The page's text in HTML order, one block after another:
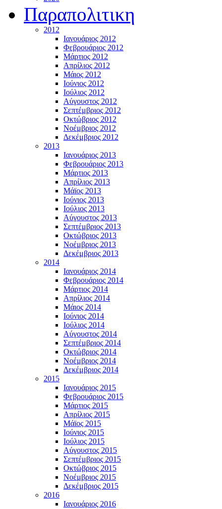
Παραπολιτικη
2012
Ιανουάριος 2012
Φεβρουάριος 2012
Μάρτιος 2012
Απρίλιος 2012
Μάιος 2012
Ιούνιος 2012
Ιούλιος 2012
Αύγουστος 2012
Σεπτέμβριος 2012
Οκτώβριος 2012
Νοέμβριος 2012
Δεκέμβριος 2012
2013
Ιανουάριος 2013
Φεβρουάριος 2013
Μάρτιος 2013
Απρίλιος 2013
Μάϊος 2013
Ιούνιος 2013
Ιούλιος 2013
Αύγουστος 2013
Σεπτέμβριος 2013
Οκτώβριος 2013
Νοέμβριος 2013
Δεκέμβριος 2013
2014
Ιανουάριος 2014
Φεβρουάριος 2014
Μάρτιος 2014
Απρίλιος 2014
Μάιος 2014
Ιούνιος 2014
Ιούλιος 2014
Αύγουστος 2014
Σεπτέμβριος 2014
Οκτώβριος 2014
Νοέμβριος 2014
Δεκέμβριος 2014
2015
Ιανουάριος 2015
Φεβρουάριος 2015
Μάρτιος 2015
Απρίλιος 2015
Μάϊος 2015
Ιούνιος 2015
Ιούλιος 2015
Αύγουστος 2015
Σεπτέμβριος 2015
Οκτώβριος 2015
Νοέμβριος 2015
Δεκέμβριος 2015
2016
Ιανουάριος 2016